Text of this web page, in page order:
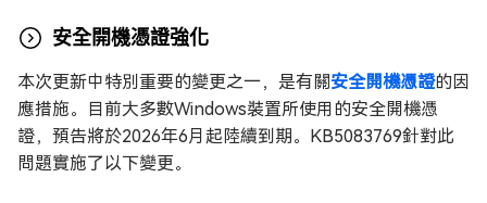
安全開機憑證強化
本次更新中特別重要的變更之一，是有關安全開機憑證的因
應措施。目前大多數Windows裝置所使用的安全開機憑
證，預告將於2026年6月起陸續到期。KB5083769針對此
問題實施了以下變更。